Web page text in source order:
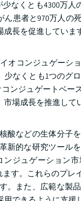
なくとも4300万
患者と970万人
長を促進していま
オコンジュゲーシ
なくとも1つのグ
ンジュゲートベ
場成長を推進して
酸などの生体分子
的な研究ツール
ュゲーション市
ます。これらのプ
。また、広範な製